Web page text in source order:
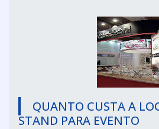
QUANTO CUSTA A
STAND PARA EVENTO